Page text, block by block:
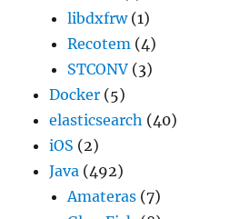
libdxfrw(1)
Recotem (4)
STCONV (3)
Docker (5)
elasticsearch (40)
iOS (2)
Java (492)
Amateras (7)